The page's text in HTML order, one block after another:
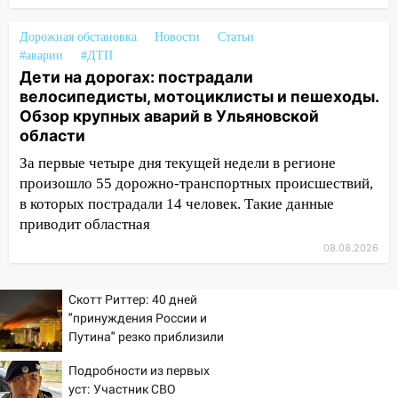
12:12
Прокуратура взяла на контроль
ДТП с шестилетним ребёнком на улице
Федерации
12:01 Пьяная женщина сбила
шестилетнего ребёнка на улице
Федерации: возбуждено уголовное дело
11:16 В Ульяновске ищут 37-летнего
мужчину, пропавшего ещё 19 июля
От мотофристайла до прогулки с
области 8–9 августа
10:11
Директора ульяновской
«Нефтяной топливной компании» будут
судить за неуплату 48,4 млн рублей
налогов
Дорожная обстановка Новости
Статьи
#аварии
#ДТП
Дети на дорогах: пострадали
велосипедисты, мотоциклисты и пешеходы.
Обзор крупных аварий в Ульяновской
области
За первые четыре дня текущей недели в регионе
произошло 55 дорожно-транспортных происшествий,
в которых пострадали 14 человек. Такие данные
приводит областная
08.08.2026
Скотт Риттер: 40 дней
"принуждения России и
Путина" резко приблизили
Подробности из первых
уст: Участник СВО